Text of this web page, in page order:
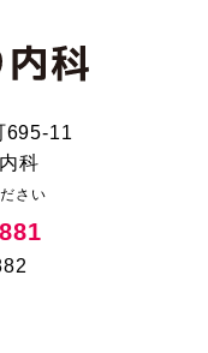
695-11
科
さい